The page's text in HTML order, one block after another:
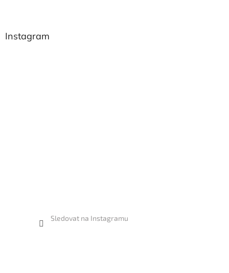
Instagram
Sledovat na Instagramu